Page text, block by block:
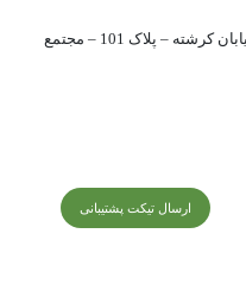
تهران – شهریار – خیابان کرشته – پلاک 101 – مجتمع
ارسال تیکت پشتیبانی